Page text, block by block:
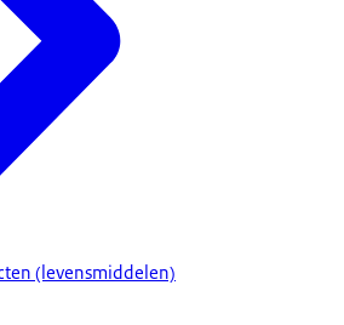
(levensmiddelen)